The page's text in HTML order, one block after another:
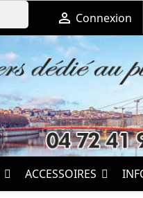
 Connexion
ACCESSOIRES